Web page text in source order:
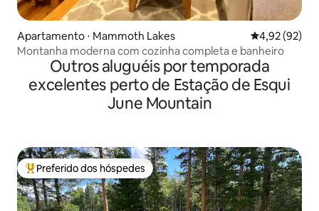
Apartamento ⋅ Mammoth Lakes 4,92 de uma
4,92 (92)
Montanha moderna com cozinha completa e banheiro
Outros aluguéis por temporada
excelentes perto de Estação de Esqui
June Mountain
Entre os melhores preferidos dos hóspedes
Preferido dos hóspedes